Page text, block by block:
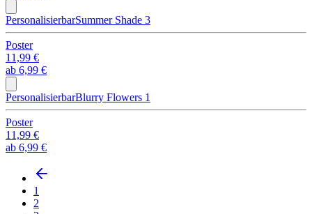
PersonalisierbarSummer Shade 3
Poster
11,99 €
ab 6,99 €
PersonalisierbarBlurry Flowers 1
Poster
11,99 €
ab 6,99 €
1
2